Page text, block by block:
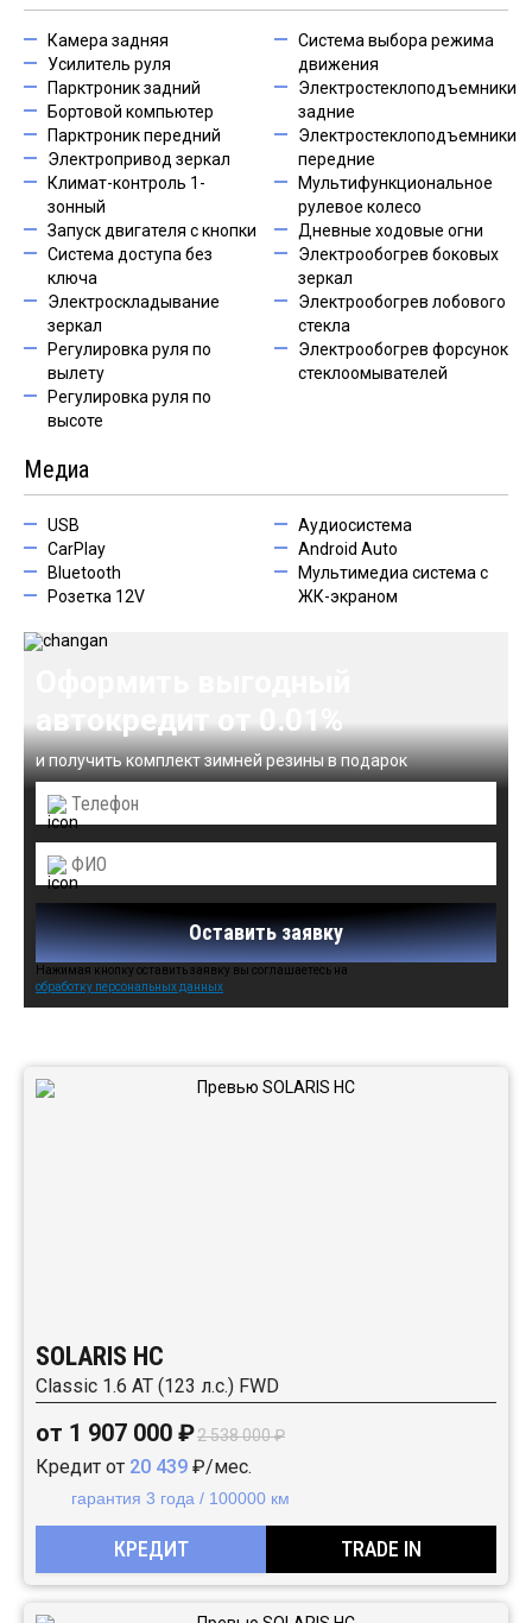
Камера задняя
Усилитель руля
Парктроник задний
Бортовой компьютер
Парктроник передний
Электропривод зеркал
Климат-контроль 1-
зонный
Запуск двигателя с кнопки
Система доступа без
ключа
Электроскладывание
зеркал
Регулировка руля по
вылету
Регулировка руля по
высоте
Система выбора режима
движения
Электростеклоподъемники
задние
Электростеклоподъемники
передние
Мультифункциональное
рулевое колесо
Дневные ходовые огни
Электрообогрев боковых
зеркал
Электрообогрев лобового
стекла
Электрообогрев форсунок
стеклоомывателей
Медиа
USB
CarPlay
Bluetooth
Розетка 12V
Аудиосистема
Android Auto
Мультимедиа система с
ЖК-экраном
автокредит от 0.01%
и получить комплект зимней резины в подарок
Оставить заявку
Нажимая кнопку оставить заявку вы соглашаетесь на
обработку персональных данных
SOLARIS HC
Classic 1.6 AT (123 л.с.) FWD
от 1 907 000 ₽2 538 000 ₽
Кредит от 20 439 ₽/мес.
гарантия 3 года / 100000 км
КРЕДИТ TRADE IN